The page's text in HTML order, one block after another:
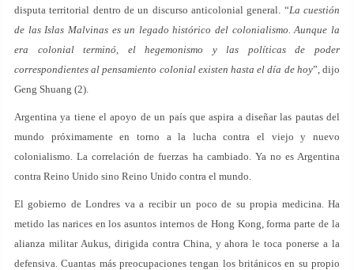
disputa territorial dentro de un discurso anticolonial general. “La cuestión
de las Islas Malvinas es un legado histórico del colonialismo. Aunque la
era colonial terminó, el hegemonismo y las políticas de poder
correspondientes al pensamiento colonial existen hasta el día de hoy”, dijo
Geng Shuang (2).
Argentina ya tiene el apoyo de un país que aspira a diseñar las pautas del
mundo próximamente en torno a la lucha contra el viejo y nuevo
colonialismo. La correlación de fuerzas ha cambiado. Ya no es Argentina
contra Reino Unido sino Reino Unido contra el mundo.
El gobierno de Londres va a recibir un poco de su propia medicina. Ha
metido las narices en los asuntos internos de Hong Kong, forma parte de la
alianza militar Aukus, dirigida contra China, y ahora le toca ponerse a la
defensiva. Cuantas más preocupaciones tengan los británicos en su propio